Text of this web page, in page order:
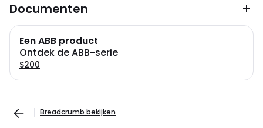
Documenten
Een ABB product
Ontdek de ABB-serie
S200
Breadcrumb bekijken